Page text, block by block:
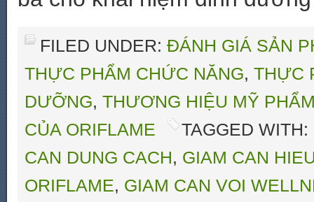
FILED UNDER: ĐÁNH GIÁ SẢN
THỰC PHẨM CHỨC NĂNG, THỰC
DƯỠNG, THƯƠNG HIỆU MỸ
CỦA ORIFLAME
TAGGED WITH:
CAN DUNG CACH, GIAM CAN
ORIFLAME, GIAM CAN VOI